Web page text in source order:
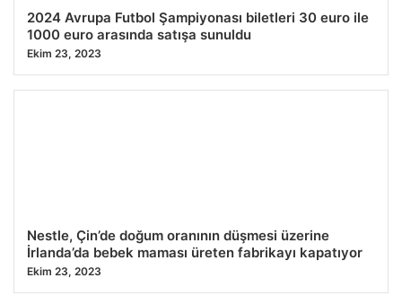
2024 Avrupa Futbol Şampiyonası biletleri 30 euro ile
1000 euro arasında satışa sunuldu
Ekim 23, 2023
Nestle, Çin’de doğum oranının düşmesi üzerine
İrlanda’da bebek maması üreten fabrikayı kapatıyor
Ekim 23, 2023